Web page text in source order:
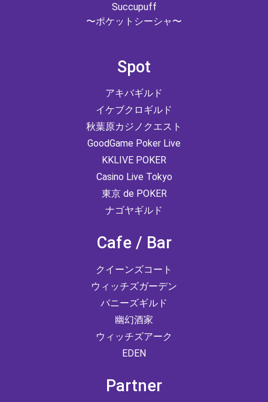
Succupuff
〜ポケットシーシャ〜
Spot
アキバギルド
イケブクロギルド
秋葉原カジノクエスト
GoodGame Poker Live
KKLIVE POKER
Casino Live Tokyo
東京 de POKER
ナゴヤギルド
Cafe / Bar
クイーンズコート
ウィッチズガーデン
バニーズギルド
幽幻酒家
ウィッチズアーク
EDEN
Partner